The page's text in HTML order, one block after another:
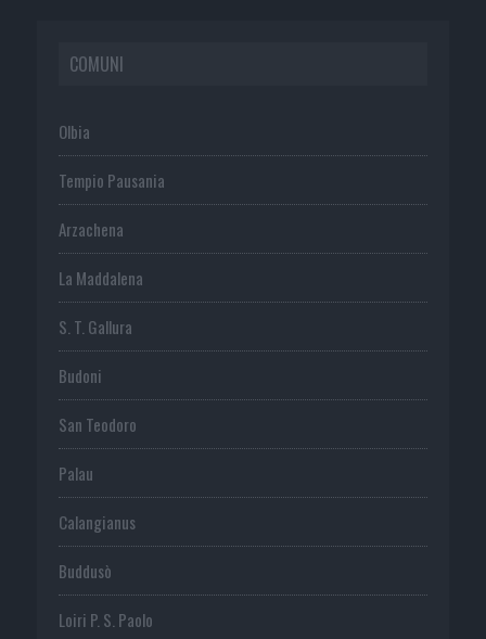
COMUNI
Olbia
Tempio Pausania
Arzachena
La Maddalena
S. T. Gallura
Budoni
San Teodoro
Palau
Calangianus
Buddusò
Loiri P. S. Paolo